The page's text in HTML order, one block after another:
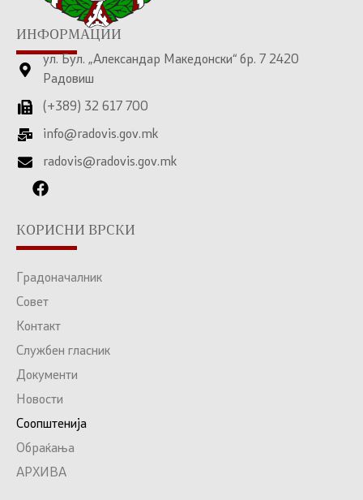
ИНФОРМАЦИИ
ул. Бул. „Александар Македонски“ бр. 7 2420
Радовиш
(+389) 32 617 700
info@radovis.gov.mk
radovis@radovis.gov.mk
КОРИСНИ ВРСКИ
Градоначалник
Совет
Контакт
Службен гласник
Документи
Новости
Соопштенија
Обраќања
АРХИВА